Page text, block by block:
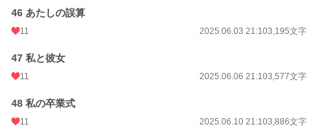
46 あたしの誤算
11 2025.06.03 21:103,195文字
47 私と彼女
11 2025.06.06 21:103,577文字
48 私の卒業式
11 2025.06.10 21:103,886文字